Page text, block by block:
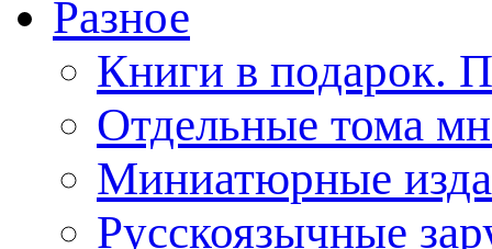
Разное
Книги в подарок.
Отдельные тома
Миниатюрные
Русскоязычные